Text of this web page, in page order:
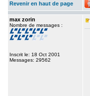
Revenir en haut de page
max zorin
Nombre de messages :
Inscrit le: 18 Oct 2001
Messages: 29562